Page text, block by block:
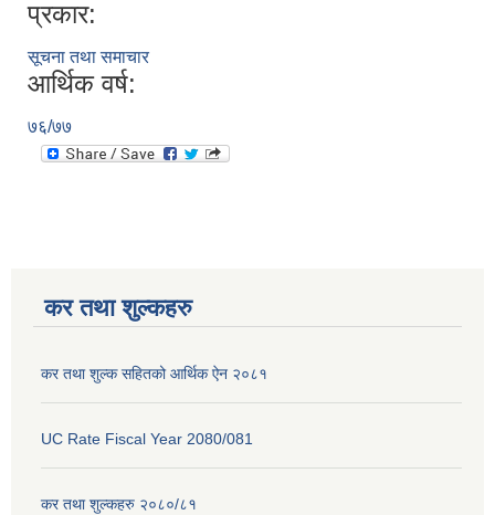
प्रकार:
सूचना तथा समाचार
आर्थिक वर्ष:
७६/७७
कर तथा शुल्कहरु
कर तथा शुल्क सहितको आर्थिक ऐन २०८१
UC Rate Fiscal Year 2080/081
कर तथा शुल्कहरु २०८०/८१